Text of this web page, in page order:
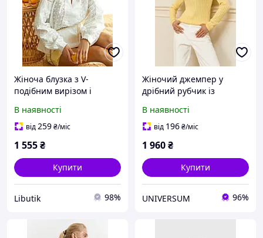
Жіноча блузка з V-
подібним вирізом і
В наявності
від259₴/міс
1 555₴
Купити
Libutik 98%
Жіночий джемпер у
дрібний рубчик із
кофта з V-подібним
вирізом, колір лимон 50-
В наявності
від 196₴/міс
1 960₴
Купити
UNIVERSUM 96%